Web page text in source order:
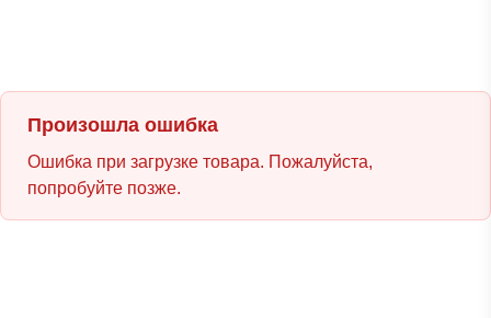
Произошла ошибка
Ошибка при загрузке товара. Пожалуйста,
попробуйте позже.